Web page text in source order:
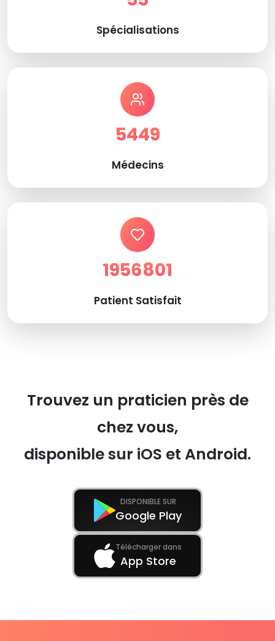
Spécialisations
5449
Médecins
1956801
Patient Satisfait
Trouvez un praticien près de
chez vous,
disponible sur iOS et Android.
DISPONIBLE SUR
Google Play
Télécharger dans
App Store